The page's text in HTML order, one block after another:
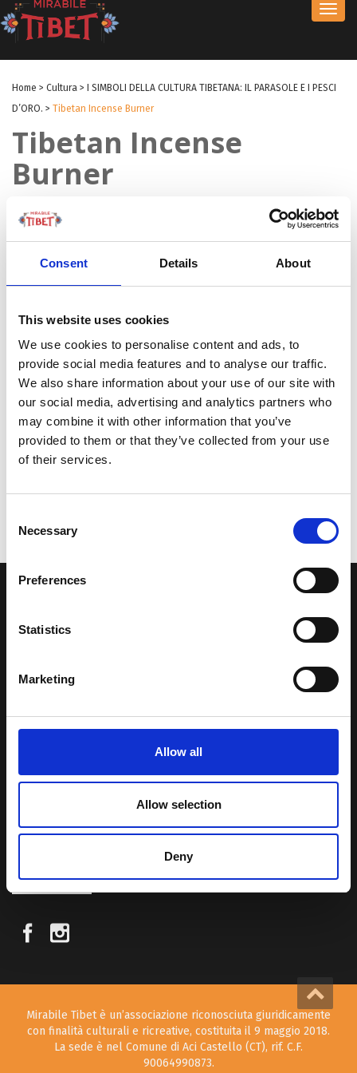
Consent Details About
This website uses cookies
We use cookies to personalise content and ads, to
provide social media features and to analyse our traffic.
We also share information about your use of our site with
our social media, advertising and analytics partners who
may combine it with other information that you’ve
provided to them or that they’ve collected from your use
of their services.
Selection
Necessary
Preferences
Statistics
Marketing
Allow all
Allow selection
Deny
Home > Cultura >
I SIMBOLI DELLA CULTURA TIBETANA: IL PARASOLE E I PESCI
D’ORO. > Tibetan Incense Burner
Tibetan Incense
Burner
avuto modo di viaggiare e conoscere questa meravigliosa regione.
Una regione affascinante, densa di spiritualità che con i suoi
della cultura, della storia e della religione del paese e rendere più
vicina la possibilità per chiunque voglia – almeno una volta nella vita
SEGUICI SUI NOSTRI SOCIAL
Mirabile Tibet è un’associazione riconosciuta giuridicamente
con finalità culturali e ricreative, costituita il 9 maggio 2018.
La sede è nel Comune di Aci Castello (CT), rif. C.F.
90064990873.